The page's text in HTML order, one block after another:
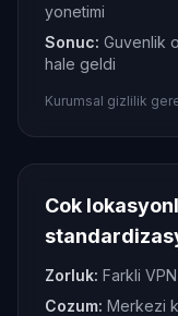
yonetimi
Sonuc: Guvenlik
hale geldi
Kurumsal gizlilik
Cok
Zorluk: Farkli
Cozum: Merkezi